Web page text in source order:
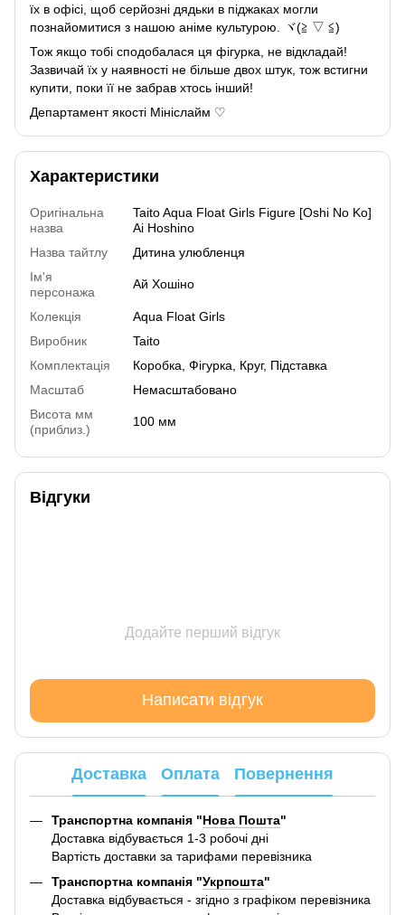
їх в офісі, щоб серйозні дядьки в піджаках могли
познайомитися з нашою аніме культурою. ヾ(≧ ▽ ≦)ゝ
Тож якщо тобі сподобалася ця фігурка, не відкладай!
Зазвичай їх у наявності не більше двох штук, тож встигни
купити, поки її не забрав хтось інший!
Департамент якості Мініслайм ♡
Характеристики
Оригінальна
назва
Taito Aqua Float Girls Figure [Oshi No Ko]
Ai Hoshino
Назва тайтлу
Дитина улюбленця
Ім'я
персонажа
Ай Хошіно
Колекція
Aqua Float Girls
Виробник
Taito
Комплектація
Коробка, Фігурка, Круг, Підставка
Масштаб
Немасштабовано
Висота мм
(приблиз.)
100 мм
Відгуки
Додайте перший відгук
Написати відгук
Доставка Оплата Повернення
Транспортна компанія "Нова Пошта"
Доставка відбувається 1-3 робочі дні
Вартість доставки за тарифами перевізника
Транспортна компанія "Укрпошта"
Доставка відбувається - згідно з графіком перевізника